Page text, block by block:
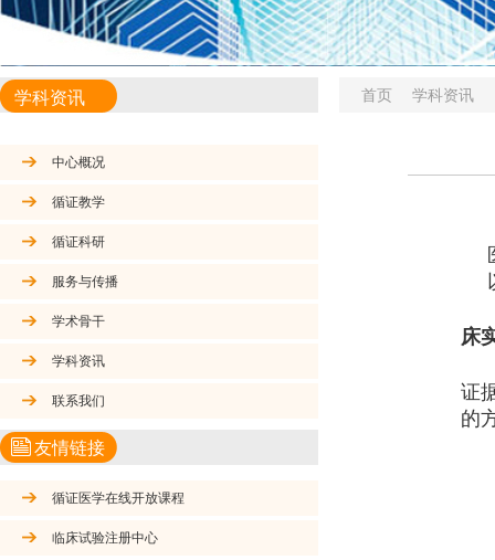
学科资讯
中心概况
循证教学
循证科研
服务与传播
学术骨干
学科资讯
联系我们
友情链接
循证医学在线开放课程
临床试验注册中心
首页 学科资讯
床
证
的